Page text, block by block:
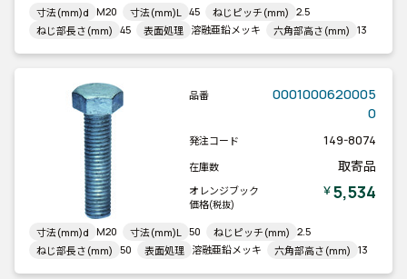
寸法(mm)d M20 寸法(mm)L 45 ねじピッチ(mm) 2.5
ねじ部長さ(mm) 45 表面処理 溶融亜鉛メッキ 六角部高さ(mm) 13
品番
0001000620005
0
発注コード 149-8074
在庫数 取寄品
オレンジブック
価格(税抜)
￥5,534
寸法(mm)d M20 寸法(mm)L 50 ねじピッチ(mm) 2.5
ねじ部長さ(mm) 50 表面処理 溶融亜鉛メッキ 六角部高さ(mm) 13